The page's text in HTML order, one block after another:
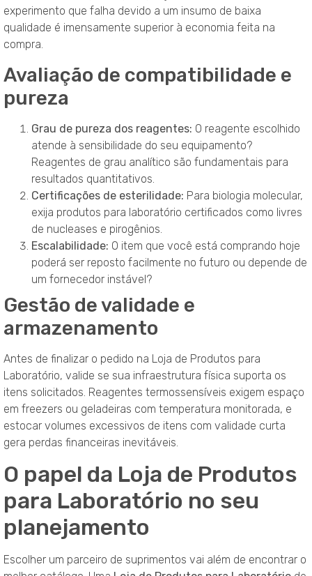
experimento que falha devido a um insumo de baixa
qualidade é imensamente superior à economia feita na
compra.
Avaliação de compatibilidade e
pureza
Grau de pureza dos reagentes: O reagente escolhido
atende à sensibilidade do seu equipamento?
Reagentes de grau analítico são fundamentais para
resultados quantitativos.
Certificações de esterilidade: Para biologia molecular,
exija produtos para laboratório certificados como livres
de nucleases e pirogênios.
Escalabilidade: O item que você está comprando hoje
poderá ser reposto facilmente no futuro ou depende de
um fornecedor instável?
Gestão de validade e
armazenamento
Antes de finalizar o pedido na Loja de Produtos para
Laboratório, valide se sua infraestrutura física suporta os
itens solicitados. Reagentes termossensíveis exigem espaço
em freezers ou geladeiras com temperatura monitorada, e
estocar volumes excessivos de itens com validade curta
gera perdas financeiras inevitáveis.
O papel da Loja de Produtos
para Laboratório no seu
planejamento
Escolher um parceiro de suprimentos vai além de encontrar o